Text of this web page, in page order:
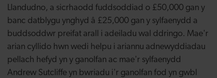
Llandudno, a sicrhaodd fuddsoddiad o £50,000 gan y
banc datblygu ynghyd â £25,000 gan y sylfaenydd a
buddsoddwr preifat arall i adeiladu wal ddringo. Mae'r
arian cyllido hwn wedi helpu i ariannu adnewyddiadau
pellach hefyd yn y ganolfan ac mae'r sylfaenydd
Andrew Sutcliffe yn bwriadu i'r ganolfan fod yn gwbl